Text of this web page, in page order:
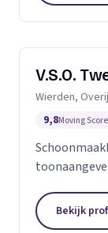
V.S.O.
Wierden,
9,8Moving Score
technieken
we ons door
Bekijk